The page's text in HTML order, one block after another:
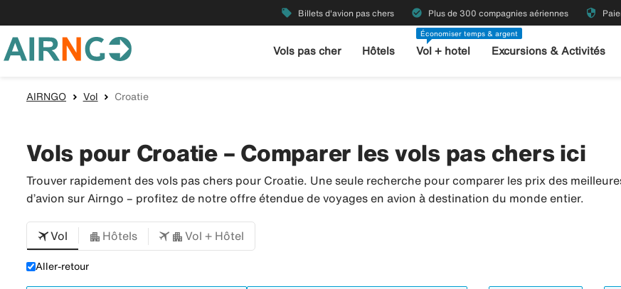
local_offer Billets d'avion pas chers check_circle Plus de 300 compagnies aériennes security
Vols pas cher Hôtels
Économiser temps & argent
Vol + hotel Excursions & Activités
AIRNGO Vol Croatie
Vols pour Croatie – Comparer les vols pas chers ici
Trouver rapidement des vols pas chers pour Croatie. Une seule recherche pour comparer les prix des
d’avion sur Airngo – profitez de notre offre étendue de voyages en avion à destination du monde entier.
Vol Hôtels Vol + Hôtel
Aller-retour